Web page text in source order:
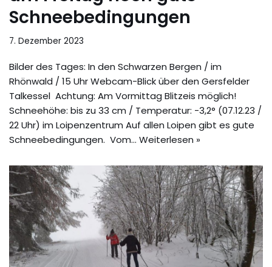
Schneebedingungen
7. Dezember 2023
Bilder des Tages: In den Schwarzen Bergen / im
Rhönwald / 15 Uhr Webcam-Blick über den Gersfelder
Talkessel Achtung: Am Vormittag Blitzeis möglich!
Schneehöhe: bis zu 33 cm / Temperatur: -3,2° (07.12.23 /
22 Uhr) im Loipenzentrum Auf allen Loipen gibt es gute
Schneebedingungen. Vom… Weiterlesen »